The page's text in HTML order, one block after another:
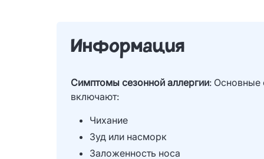
Информация
Симптомы сезонной аллергии: Основные
включают:
Чихание
Зуд или насморк
Заложенность носа